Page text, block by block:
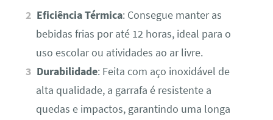
Eficiência Térmica: Consegue manter as
bebidas frias por até 12 horas, ideal para o
uso escolar ou atividades ao ar livre.
Durabilidade: Feita com aço inoxidável de
alta qualidade, a garrafa é resistente a
quedas e impactos, garantindo uma longa